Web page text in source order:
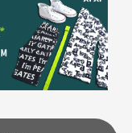
30代女性
素敵な商品を
。
を行っておりま
古着特有の香
ございます。